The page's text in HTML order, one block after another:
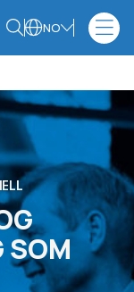
NO
SOM